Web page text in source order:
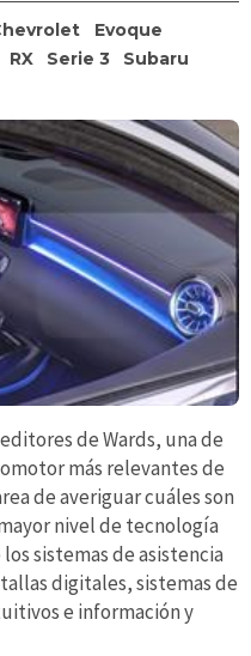
Evoque
RX Serie 3
Subaru
de Wards, una de
más relevantes de
de averiguar cuáles son
nivel de tecnología
sistemas de asistencia
digitales, sistemas de
e información y